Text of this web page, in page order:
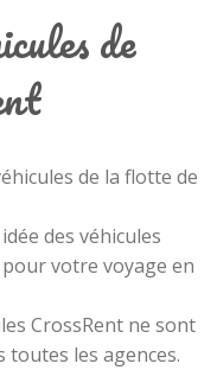
de
de la flotte de
des véhicules
votre voyage en
CrossRent ne sont
les agences.